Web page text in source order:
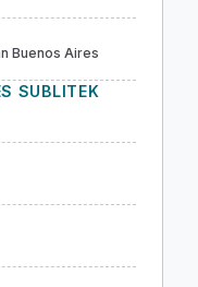
Buenos Aires
SUBLITEK